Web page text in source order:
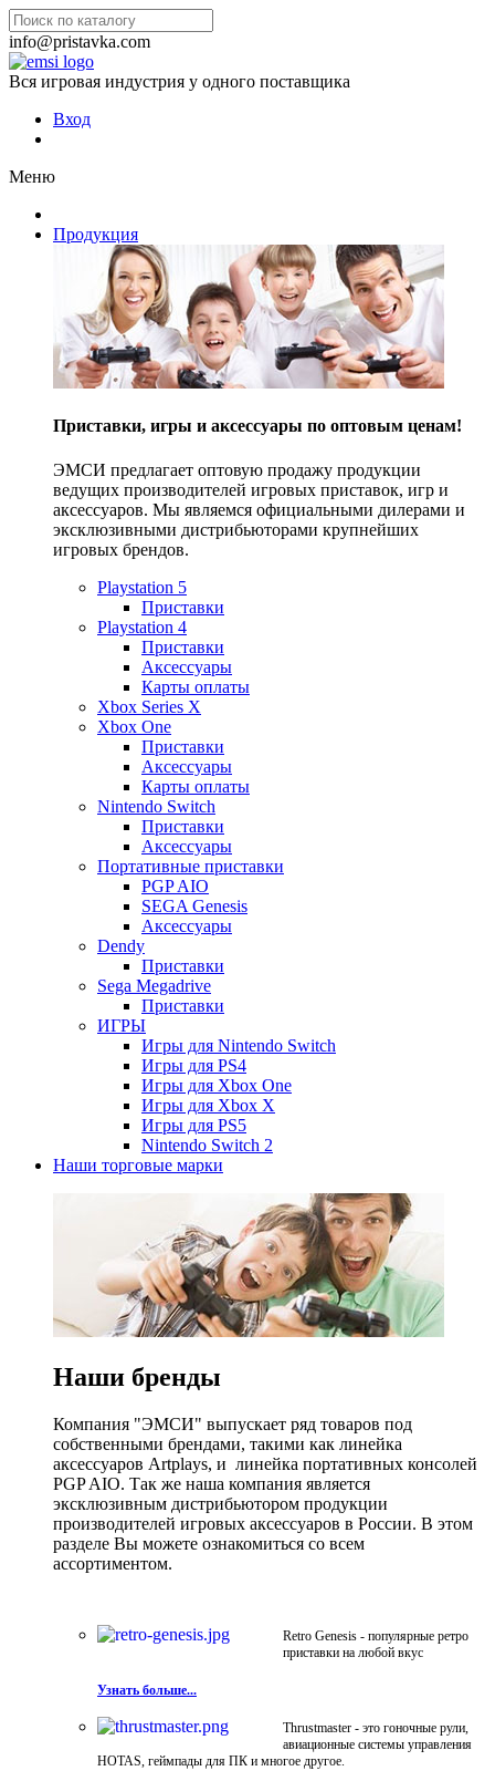
info@pristavka.com
Вся игровая индустрия у одного поставщика
Вход
Меню
Продукция
Приставки, игры и аксессуары по оптовым ценам!
ЭМСИ предлагает оптовую продажу продукции
ведущих производителей игровых приставок, игр и
аксессуаров. Мы являемся официальными дилерами и
эксклюзивными дистрибьюторами крупнейших
игровых брендов.
Playstation 5
Приставки
Playstation 4
Приставки
Аксессуары
Карты оплаты
Xbox Series X
Xbox One
Приставки
Аксессуары
Карты оплаты
Nintendo Switch
Приставки
Аксессуары
Портативные приставки
PGP AIO
SEGA Genesis
Аксессуары
Dendy
Приставки
Sega Megadrive
Приставки
ИГРЫ
Игры для Nintendo Switch
Игры для PS4
Игры для Xbox One
Игры для Xbox X
Игры для PS5
Nintendo Switch 2
Наши торговые марки
Наши бренды
Компания "ЭМСИ" выпускает ряд товаров под
собственными брендами, такими как линейка
аксессуаров Artplays, и линейка портативных консолей
PGP AIO. Так же наша компания является
эксклюзивным дистрибьютором продукции
производителей игровых аксессуаров в России. В этом
разделе Вы можете ознакомиться со всем
ассортиментом.
Retro Genesis - популярные ретро
приставки на любой вкус
Узнать больше...
Thrustmaster - это гоночные рули,
авиационные системы управления
HOTAS, геймпады для ПК и многое другое.